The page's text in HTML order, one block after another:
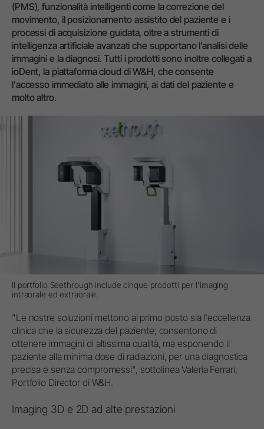
(PMS), funzionalità intelligenti come la correzione del
movimento, il posizionamento assistito del paziente e i
processi di acquisizione guidata, oltre a strumenti di
intelligenza artificiale avanzati che supportano l’analisi delle
immagini e la diagnosi. Tutti i prodotti sono inoltre collegati a
ioDent, la piattaforma cloud di W&H, che consente
l'accesso immediato alle immagini, ai dati del paziente e
molto altro.
Il portfolio Seethrough include cinque prodotti per l'imaging
intraorale ed extraorale.
"Le nostre soluzioni mettono al primo posto sia l'eccellenza
clinica che la sicurezza del paziente; consentono di
ottenere immagini di altissima qualità, ma esponendo il
paziente alla minima dose di radiazioni, per una diagnostica
precisa e senza compromessi", sottolinea Valeria Ferrari,
Portfolio Director di W&H.
Imaging 3D e 2D ad alte prestazioni